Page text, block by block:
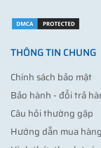
THÔNG TIN CHUNG
Chính sách bảo mật
Bảo hành - đổi trả
Câu hỏi thường gặp
Hướng dẫn mua hàng